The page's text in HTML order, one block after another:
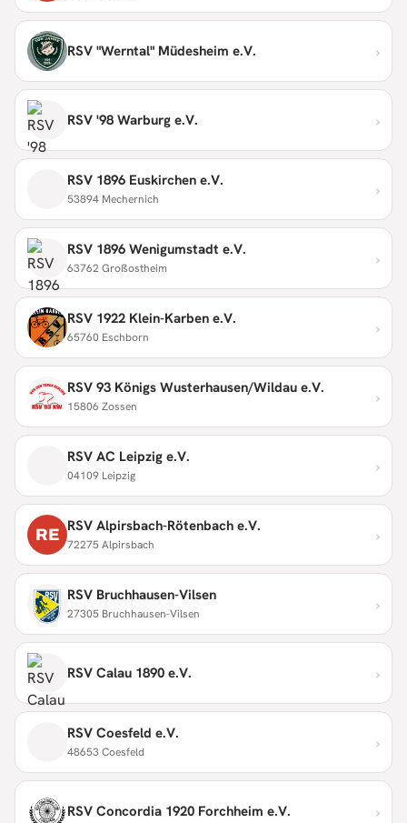
RSV "Werntal" Müdesheim e.V. ›
RSV '98 Warburg e.V. ›
RSV 1896 Euskirchen e.V.
53894 Mechernich ›
RSV 1896 Wenigumstadt e.V.
63762 Großostheim ›
RSV 1922 Klein-Karben e.V.
65760 Eschborn ›
RSV 93 Königs Wusterhausen/Wildau e.V.
15806 Zossen ›
RSV AC Leipzig e.V.
04109 Leipzig ›
RE RSV Alpirsbach-Rötenbach e.V.
72275 Alpirsbach ›
RSV Bruchhausen-Vilsen
27305 Bruchhausen-Vilsen ›
RSV Calau 1890 e.V. ›
RSV Coesfeld e.V.
48653 Coesfeld ›
RSV Concordia 1920 Forchheim e.V. ›